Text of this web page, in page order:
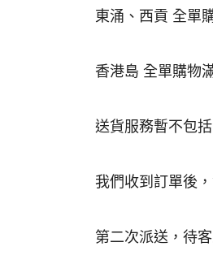
東涌、西貢 全單
香港島 全單購物
送貨服務暫不包
我們收到訂單後
第二次派送，待